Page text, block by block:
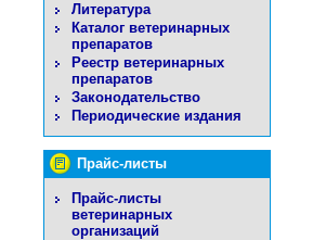
Литература
Каталог ветеринарных
препаратов
Реестр ветеринарных
препаратов
Законодательство
Периодические издания
Прайс-листы
Прайс-листы
ветеринарных
организаций